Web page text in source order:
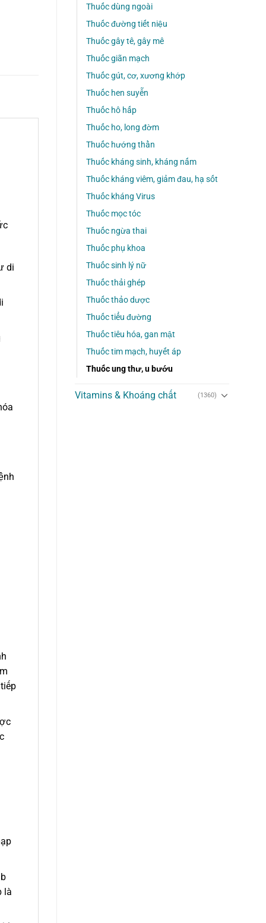
Thuốc dùng ngoài
Thuốc đường tiết niệu
Thuốc gây tê, gây mê
Thuốc giãn mạch
Thuốc gút, cơ, xương khớp
Thuốc hen suyễn
Thuốc hô hấp
Thuốc ho, long đờm
Thuốc hướng thần
Thuốc kháng sinh, kháng nấm
Thuốc kháng viêm, giảm đau, hạ sốt
Thuốc kháng Virus
Thuốc mọc tóc
Thuốc ngừa thai
Thuốc phụ khoa
Thuốc sinh lý nữ
Thuốc thải ghép
Thuốc thảo dược
Thuốc tiểu đường
Thuốc tiêu hóa, gan mật
Thuốc tim mạch, huyết áp
Thuốc ung thư, u bướu
Vitamins & Khoáng chất (1360)
di
là